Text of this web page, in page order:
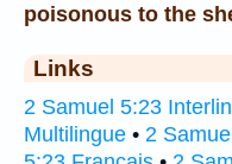
poisonous to the
Links
2 Samuel 5:23
Multilingue • 2